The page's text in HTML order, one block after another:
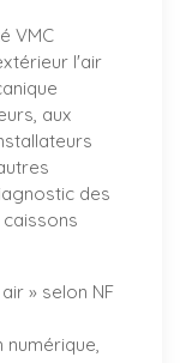
VMC
l'air
aux
des
» selon NF